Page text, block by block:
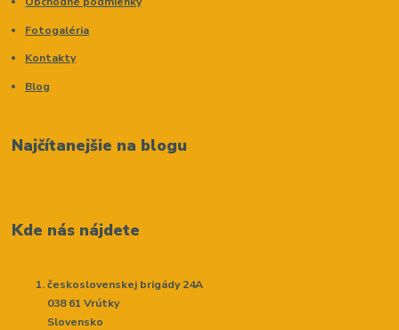
Fotogaléria
Kontakty
Blog
Najčítanejšie na blogu
Kde nás nájdete
československej brigády 24A
038 61 Vrútky
Slovensko